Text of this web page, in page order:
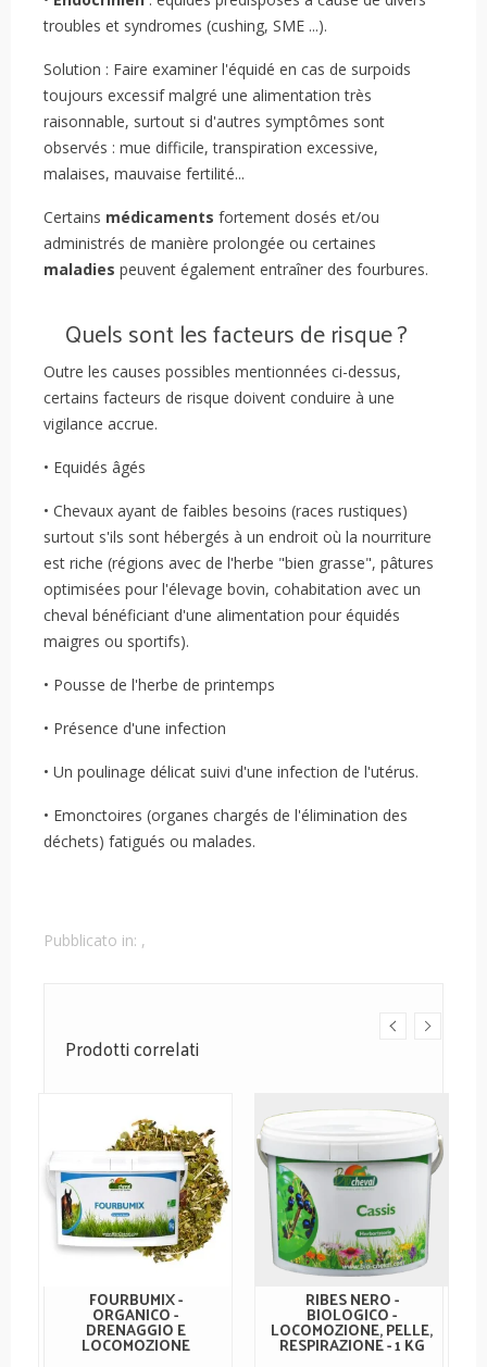
troubles et syndromes (cushing, SME ...).
Solution : Faire examiner l'équidé en cas de surpoids
toujours excessif malgré une alimentation très
raisonnable, surtout si d'autres symptômes sont
observés : mue difficile, transpiration excessive,
malaises, mauvaise fertilité...
Certains médicaments fortement dosés et/ou
administrés de manière prolongée ou certaines
maladies peuvent également entraîner des fourbures.
Quels sont les facteurs de risque ?
Outre les causes possibles mentionnées ci-dessus,
certains facteurs de risque doivent conduire à une
vigilance accrue.
• Equidés âgés
• Chevaux ayant de faibles besoins (races rustiques)
surtout s'ils sont hébergés à un endroit où la nourriture
est riche (régions avec de l'herbe "bien grasse", pâtures
optimisées pour l'élevage bovin, cohabitation avec un
cheval bénéficiant d'une alimentation pour équidés
maigres ou sportifs).
• Pousse de l'herbe de printemps
• Présence d'une infection
• Un poulinage délicat suivi d'une infection de l'utérus.
• Emonctoires (organes chargés de l'élimination des
déchets) fatigués ou malades.
Pubblicato in: ,
Prodotti correlati
FOURBUMIX -
ORGANICO -
DRENAGGIO E
LOCOMOZIONE
RIBES NERO -
BIOLOGICO -
LOCOMOZIONE, PELLE,
RESPIRAZIONE - 1 KG